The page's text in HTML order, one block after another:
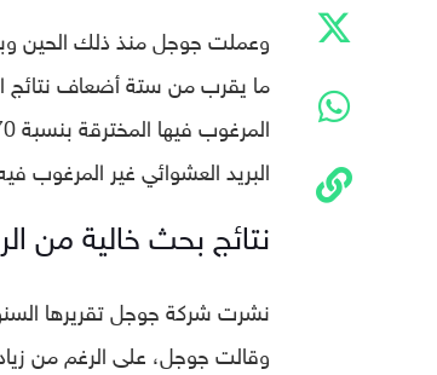
البريد العشوائي غير المرغوب
نتائج بحث خالية من
نشرت شركة جوجل تقريرها